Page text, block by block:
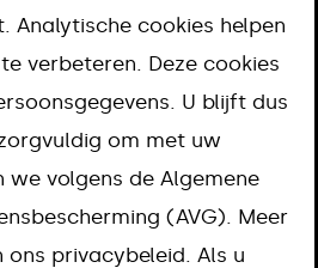
beginnen of overnemen
of
Analytische cookies helpen
verbeteren. Deze cookies
U blijft dus
om met uw
we volgens de Algemene
(AVG). Meer
privacybeleid. Als u